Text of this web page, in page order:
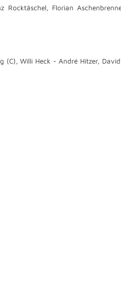
Florian
(C), Willi Heck - André Hitzer,